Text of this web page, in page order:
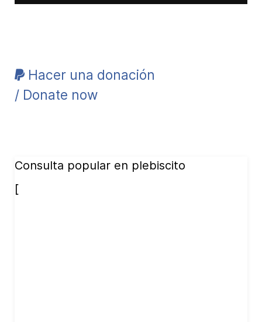
Hacer una donación
/ Donate now
Consulta popular en plebiscito
[